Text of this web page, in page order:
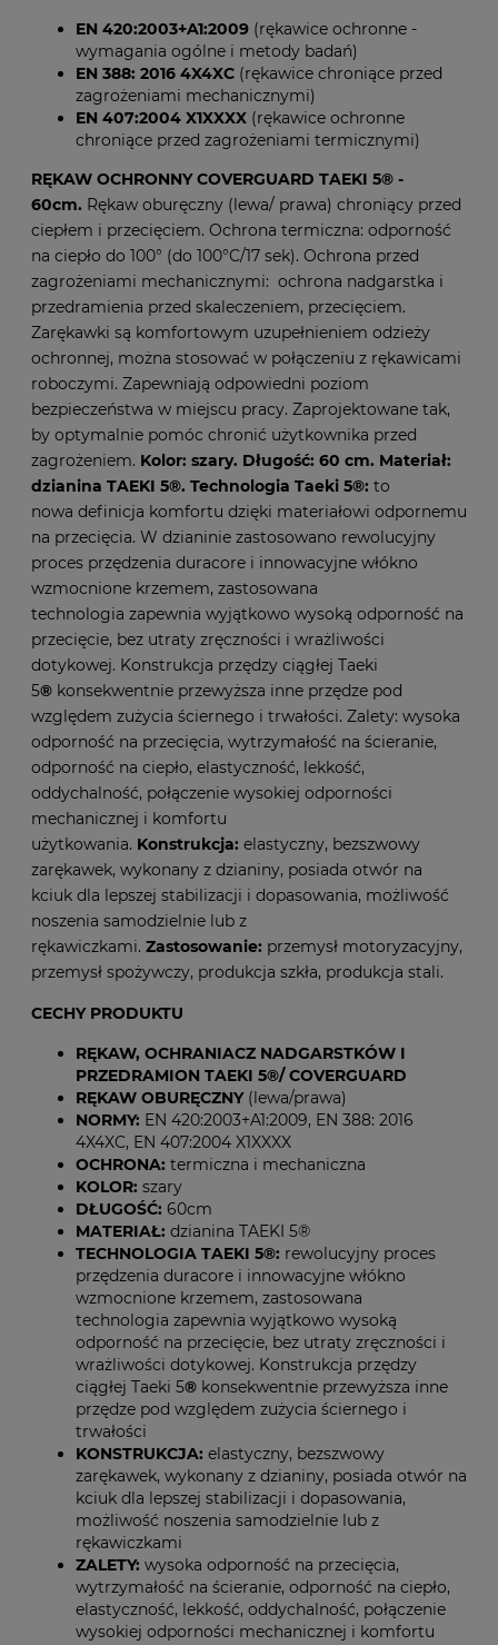
EN 420:2003+A1:2009 (rękawice ochronne -
wymagania ogólne i metody badań)
EN 388: 2016 4X4XC (rękawice chroniące przed
zagrożeniami mechanicznymi)
EN 407:2004 X1XXXX (rękawice ochronne
chroniące przed zagrożeniami termicznymi)
RĘKAW OCHRONNY COVERGUARD TAEKI 5® -
60cm. Rękaw oburęczny (lewa/ prawa) chroniący przed
ciepłem i przecięciem. Ochrona termiczna: odporność
na ciepło do 100° (do 100°C/17 sek). Ochrona przed
zagrożeniami mechanicznymi: ochrona nadgarstka i
przedramienia przed skaleczeniem, przecięciem.
Zarękawki są komfortowym uzupełnieniem odzieży
ochronnej, można stosować w połączeniu z rękawicami
roboczymi. Zapewniają odpowiedni poziom
bezpieczeństwa w miejscu pracy. Zaprojektowane tak,
by optymalnie pomóc chronić użytkownika przed
zagrożeniem. Kolor: szary. Długość: 60 cm. Materiał:
dzianina TAEKI 5®. Technologia Taeki 5®: to
nowa definicja komfortu dzięki materiałowi odpornemu
na przecięcia. W dzianinie zastosowano rewolucyjny
proces przędzenia duracore i innowacyjne włókno
wzmocnione krzemem, zastosowana
technologia zapewnia wyjątkowo wysoką odporność na
przecięcie, bez utraty zręczności i wrażliwości
dotykowej. Konstrukcja przędzy ciągłej Taeki
5® konsekwentnie przewyższa inne przędze pod
względem zużycia ściernego i trwałości. Zalety: wysoka
odporność na przecięcia, wytrzymałość na ścieranie,
odporność na ciepło, elastyczność, lekkość,
oddychalność, połączenie wysokiej odporności
mechanicznej i komfortu
użytkowania. Konstrukcja: elastyczny, bezszwowy
zarękawek, wykonany z dzianiny, posiada otwór na
kciuk dla lepszej stabilizacji i dopasowania, możliwość
noszenia samodzielnie lub z
rękawiczkami. Zastosowanie: przemysł motoryzacyjny,
przemysł spożywczy, produkcja szkła, produkcja stali.
CECHY PRODUKTU
RĘKAW, OCHRANIACZ NADGARSTKÓW I
PRZEDRAMION TAEKI 5®/ COVERGUARD
RĘKAW OBURĘCZNY (lewa/prawa)
NORMY: EN 420:2003+A1:2009, EN 388: 2016
4X4XC, EN 407:2004 X1XXXX
OCHRONA: termiczna i mechaniczna
KOLOR: szary
DŁUGOŚĆ: 60cm
MATERIAŁ: dzianina TAEKI 5®
TECHNOLOGIA TAEKI 5®: rewolucyjny proces
przędzenia duracore i innowacyjne włókno
wzmocnione krzemem, zastosowana
technologia zapewnia wyjątkowo wysoką
odporność na przecięcie, bez utraty zręczności i
wrażliwości dotykowej. Konstrukcja przędzy
ciągłej Taeki 5® konsekwentnie przewyższa inne
przędze pod względem zużycia ściernego i
trwałości
KONSTRUKCJA: elastyczny, bezszwowy
zarękawek, wykonany z dzianiny, posiada otwór na
kciuk dla lepszej stabilizacji i dopasowania,
możliwość noszenia samodzielnie lub z
rękawiczkami
ZALETY: wysoka odporność na przecięcia,
wytrzymałość na ścieranie, odporność na ciepło,
elastyczność, lekkość, oddychalność, połączenie
wysokiej odporności mechanicznej i komfortu